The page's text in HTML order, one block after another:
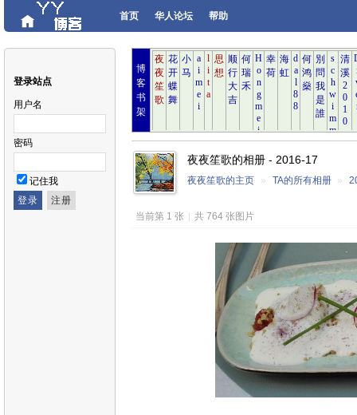
首页 华人论坛 帮助
登录站点
用户名
密码
记住我
博
客
书
架
夜夜笙歌的相册 - 2016-17
夜夜笙歌的主页 » TA的所有相册 »
当前第 1 张 共 764 张图片